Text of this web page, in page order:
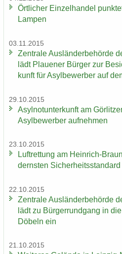
Ört­li­cher Ein­zel­han­del
Lampen
03.11.2015
Zen­tra­le Aus­län­der­be­hör­de
lädt Plaue­ner Bür­ger zur
kunft für Asyl­be­wer­ber auf
29.10.2015
Asyl­not­un­ter­kunft am
Asyl­be­wer­ber auf­neh­men
23.10.2015
Luft­ret­tung am Heinrich-​
derns­ten
22.10.2015
Zen­tra­le Aus­län­der­be­hör­de
lädt zu Bür­ger­rund­gang in
Dö­beln ein
21.10.2015